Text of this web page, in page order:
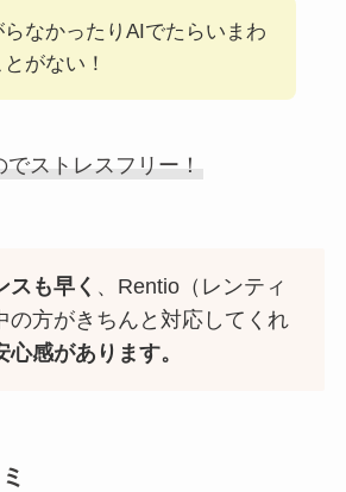
なかったりAIでたらいまわ
がない！
でストレスフリー！
スも早く 、Rentio（レンティ
の方がきちんと対応してくれ
心感があります。